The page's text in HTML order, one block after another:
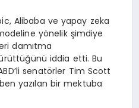
Alibaba ve yapay zeka
yönelik şimdiye
damıtma
iddia etti. Bu
senatörler Tim Scott
yazılan bir mektuba